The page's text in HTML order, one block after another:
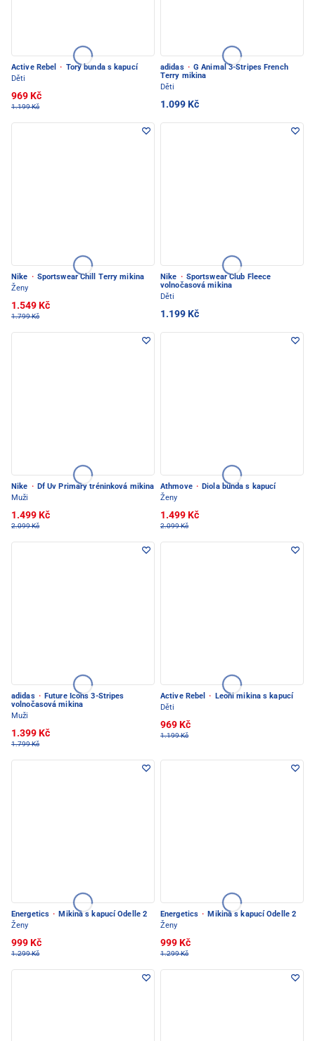
Active Rebel · Tory bunda s kapucí
Děti
969 Kč
1.199 Kč
adidas · G Animal 3-Stripes French
Terry mikina
Děti
1.099 Kč
Nike · Sportswear Chill Terry mikina
Ženy
1.549 Kč
1.799 Kč
Nike · Sportswear Club Fleece
volnočasová mikina
Děti
1.199 Kč
Nike · Df Uv Primary tréninková mikina
Muži
1.499 Kč
2.099 Kč
Athmove · Diola bunda s kapucí
Ženy
1.499 Kč
2.099 Kč
adidas · Future Icons 3-Stripes
volnočasová mikina
Muži
1.399 Kč
1.799 Kč
Active Rebel ·
Leoni mikina s kapucí
Děti
969 Kč
1.199 Kč
Energetics · Mikina s kapucí Odelle 2
Ženy
999 Kč
1.299 Kč
Energetics · Mikina s kapucí Odelle 2
Ženy
999 Kč
1.299 Kč